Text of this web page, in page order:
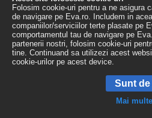
Folosim cookie-uri pentru a ne asigura
de navigare pe Eva.ro. Includem in
companiilor/serviciilor terte plasate pe
comportamentul tau de navigare pe
partenerii nostri, folosim cookie-uri
tine. Continuand sa utilizezi acest
cookie-urilor pe acest device.
Sunt de
Mai